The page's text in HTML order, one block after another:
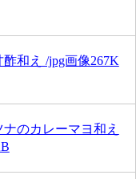
和え /jpg画像267K
のカレーマヨ和え